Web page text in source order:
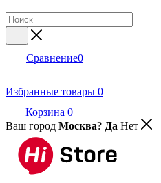
Сравнение0
Избранные товары 0
Корзина 0
Ваш город Москва? Да Нет